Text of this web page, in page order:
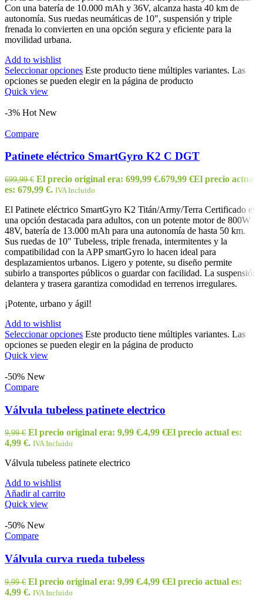
Con una batería de 10.000 mAh y 36V, alcanza hasta 40 km de
autonomía. Sus ruedas neumáticas de 10", suspensión y triple
frenada lo convierten en una opción segura y eficiente para la
movilidad urbana.
Add to wishlist
Seleccionar opciones Este producto tiene múltiples variantes. Las
opciones se pueden elegir en la página de producto
Quick view
-3% Hot New
Compare
Patinete eléctrico SmartGyro K2 C DGT
699,99€ El precio original era: 699,99 €.679,99 €El precio actual
es: 679,99 €. IVA Incluido
El Patinete eléctrico SmartGyro K2 Titán/Army/Terra Certificado es
una opción destacada para adultos, con un potente motor de 800W
48V, batería de 13.000 mAh para una autonomía de hasta 50 km.
Sus ruedas de 10" Tubeless, triple frenada, intermitentes y la
compatibilidad con la APP smartGyro lo hacen ideal para
desplazamientos urbanos. Ligero y potente, su diseño permite
subirlo a transportes públicos o guardar con facilidad. La suspensión
delantera y trasera garantiza comodidad en terrenos irregulares.
¡Potente, urbano y ágil!
Add to wishlist
Seleccionar opciones Este producto tiene múltiples variantes. Las
opciones se pueden elegir en la página de producto
Quick view
-50% New
Compare
Válvula tubeless patinete electrico
9,99€ El precio original era: 9,99 €.4,99 €El precio actual es:
4,99 €. IVA Incluido
Válvula tubeless patinete electrico
Add to wishlist
Añadir al carrito
Quick view
-50% New
Compare
Válvula curva rueda tubeless
9,99€ El precio original era: 9,99 €.4,99 €El precio actual es:
4,99 €. IVA Incluido